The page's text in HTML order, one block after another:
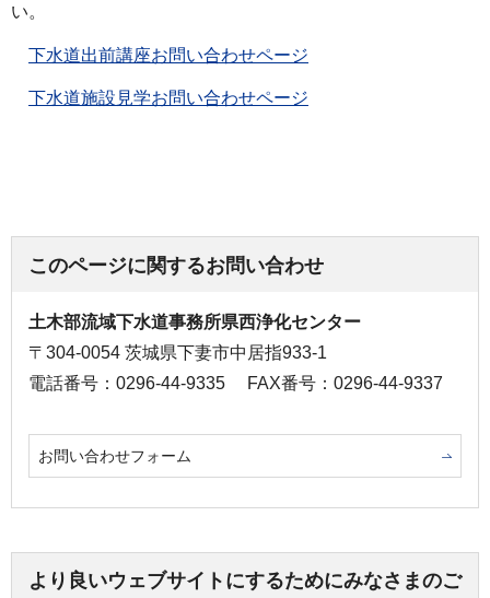
い。
下水道出前講座お問い合わせページ
下水道施設見学お問い合わせページ
このページに関するお問い合わせ
土木部流域下水道事務所県西浄化センター
〒304-0054 茨城県下妻市中居指933-1
電話番号：0296-44-9335
FAX番号：0296-44-9337
お問い合わせフォーム
より良いウェブサイトにするためにみなさまのご